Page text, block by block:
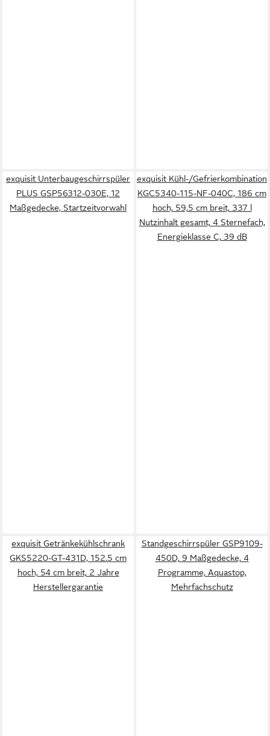
exquisit Unterbaugeschirrspüler
PLUS GSP56312-030E, 12
Maßgedecke, Startzeitvorwahl
exquisit Kühl-/Gefrierkombination
KGC5340-115-NF-040C, 186 cm
hoch, 59,5 cm breit, 337 l
Nutzinhalt gesamt, 4 Sternefach,
Energieklasse C, 39 dB
exquisit Getränkekühlschrank
GKS5220-GT-431D, 152.5 cm
hoch, 54 cm breit, 2 Jahre
Herstellergarantie
Standgeschirrspüler GSP9109-
450D, 9 Maßgedecke, 4
Programme, Aquastop,
Mehrfachschutz